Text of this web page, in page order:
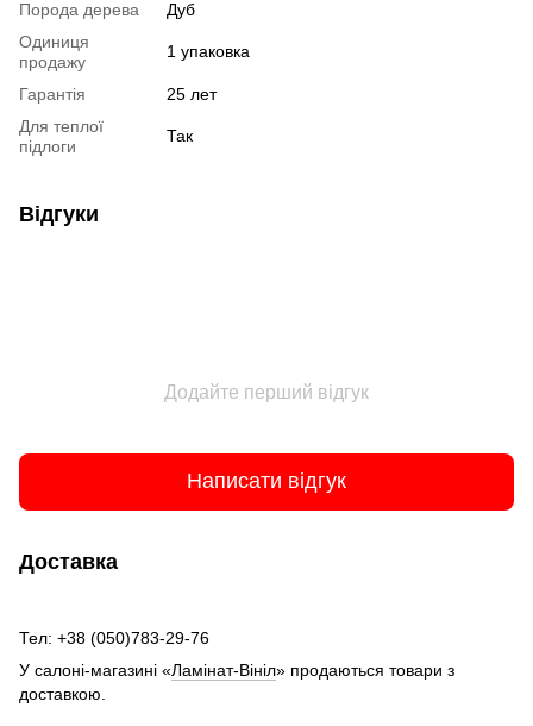
Порода дерева
Дуб
Одиниця
продажу
1 упаковка
Гарантія
25 лет
Для теплої
підлоги
Так
Відгуки
Додайте перший відгук
Написати відгук
Доставка
Тел: +38 (050)783-29-76
У салоні-магазині «Ламінат-Вініл» продаються товари з
доставкою.